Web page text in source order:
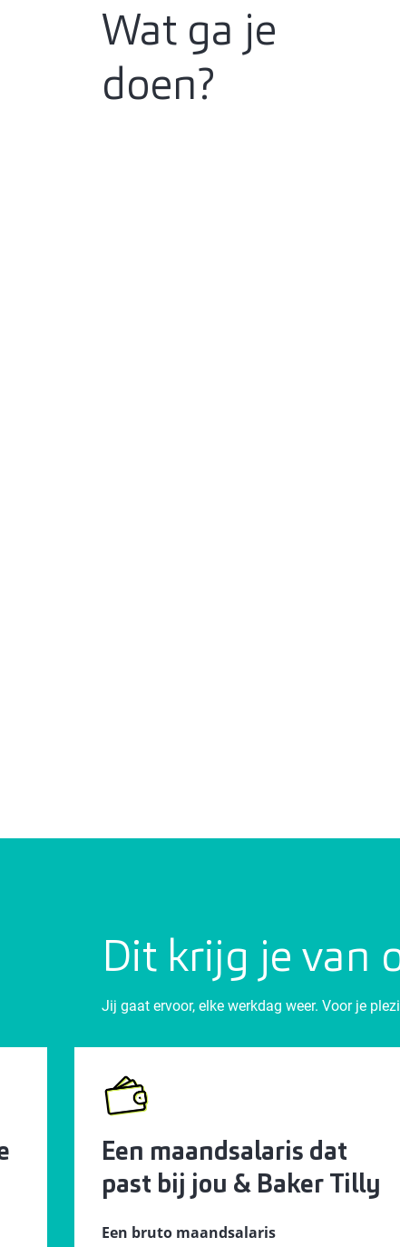
Wat ga je
doen?
Dit krijg je van
Jij gaat ervoor, elke werkdag weer. Voor je
Een maandsalaris dat
past bij jou & Baker Tilly
Een bruto maandsalaris